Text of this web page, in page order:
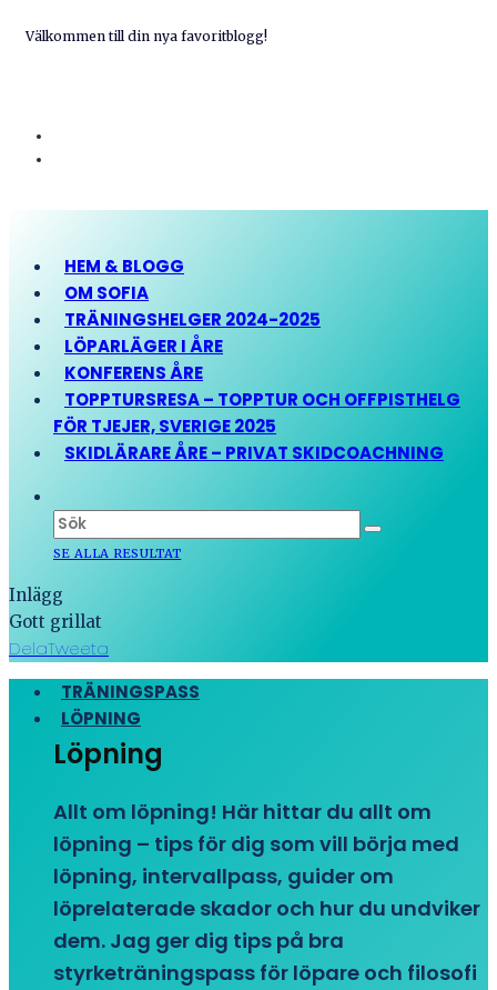
Välkommen till din nya favoritblogg!
HEM & BLOGG
OM SOFIA
TRÄNINGSHELGER 2024-2025
LÖPARLÄGER I ÅRE
KONFERENS ÅRE
TOPPTURSRESA – TOPPTUR OCH OFFPISTHELG
FÖR TJEJER, SVERIGE 2025
SKIDLÄRARE ÅRE – PRIVAT SKIDCOACHNING
SE ALLA RESULTAT
Inlägg
Gott grillat
DelaTweeta
TRÄNINGSPASS
LÖPNING
Löpning
Allt om löpning! Här hittar du allt om
löpning – tips för dig som vill börja med
löpning, intervallpass, guider om
löprelaterade skador och hur du undviker
dem. Jag ger dig tips på bra
styrketräningspass för löpare och filosofi